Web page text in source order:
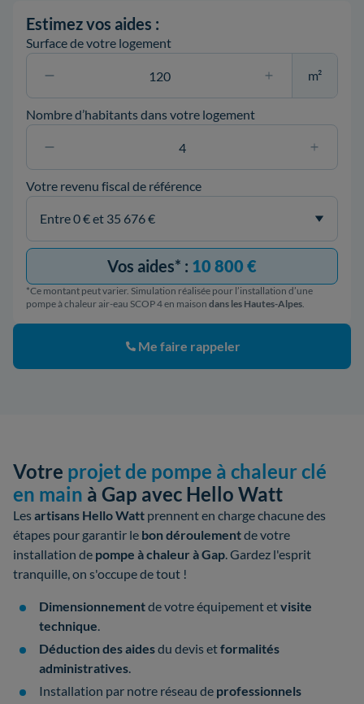
Estimez vos aides :
Surface de votre logement
m²
Nombre d’habitants dans votre logement
Votre revenu fiscal de référence
Vos aides* : 10 800 €
*Ce montant peut varier. Simulation réalisée pour l’installation d’une
pompe à chaleur air-eau SCOP 4 en maison dans les Hautes-Alpes.
Me faire rappeler
Votre projet de pompe à chaleur clé
en main à Gap avec Hello Watt
Lesartisans Hello Watt prennent en charge chacune des
étapes pour garantir le bon déroulementde votre
installation de pompe à chaleur à Gap. Gardez l'esprit
tranquille, on s'occupe de tout !
Dimensionnementde votre équipement etvisite
technique.
Déduction des aidesdu devis etformalités
administratives.
Installation par notre réseau de professionnels